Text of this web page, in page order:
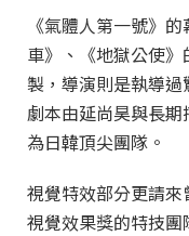
《氣體人第一號》
車》、《地獄公使
製，導演則是執導過
劇本由延尚昊與長
為日韓頂尖團隊。
視覺特效部分更請
視覺效果獎的特技